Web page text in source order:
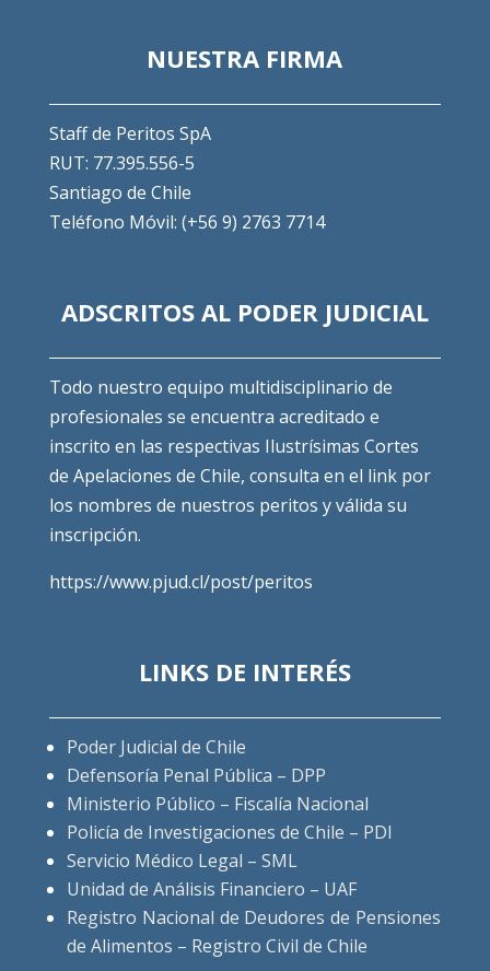
NUESTRA FIRMA
Staff de Peritos SpA
RUT: 77.395.556-5
Santiago de Chile
Teléfono Móvil: (+56 9) 2763 7714
ADSCRITOS AL PODER JUDICIAL
Todo nuestro equipo multidisciplinario de
profesionales se encuentra acreditado e
inscrito en las respectivas Ilustrísimas Cortes
de Apelaciones de Chile, consulta en el link por
los nombres de nuestros peritos y válida su
inscripción.
https://www.pjud.cl/post/peritos
LINKS DE INTERÉS
Poder Judicial de Chile
Defensoría Penal Pública – DPP
Ministerio Público – Fiscalía Nacional
Policía de Investigaciones de Chile – PDI
Servicio Médico Legal – SML
Unidad de Análisis Financiero – UAF
Registro Nacional de Deudores de Pensiones
de Alimentos – Registro Civil de Chile